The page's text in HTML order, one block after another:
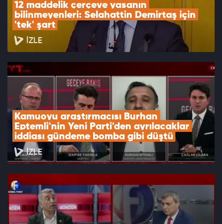
12 maddelik çerçeve yasanın
bilinmeyenleri: Selahattin Demirtaş için
'tek' şart
İZLE
Kamuoyu araştırmacısı Burhan
Eptemli'nin Yeni Parti'den ayrılacaklar
iddiası gündeme bomba gibi düştü
İZLE